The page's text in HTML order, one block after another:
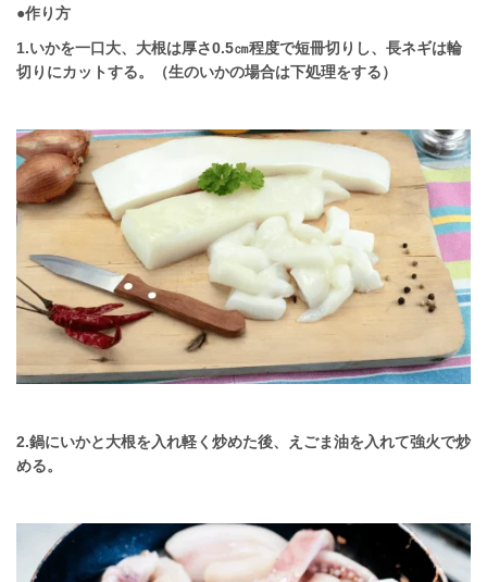
●作り方
1.いかを一口大、大根は厚さ0.5㎝程度で短冊切りし、長ネギは輪
切りにカットする。（生のいかの場合は下処理をする）
2.鍋にいかと大根を入れ軽く炒めた後、えごま油を入れて強火で炒
める。